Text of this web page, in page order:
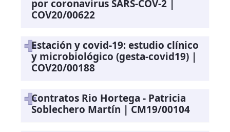
por coronavirus SARS-COV-2 |
COV20/00622
Estación y covid-19: estudio clínico
y microbiológico (gesta-covid19) |
COV20/00188
Contratos Rio Hortega - Patricia
Soblechero Martín | CM19/00104